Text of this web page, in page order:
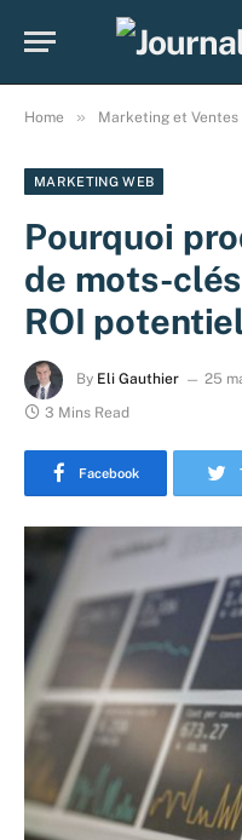
Home » Marketing et Ventes
MARKETING WEB
Pourquoi
de mots-
ROI
By Eli Gauthier 25
3 Mins Read
Facebook